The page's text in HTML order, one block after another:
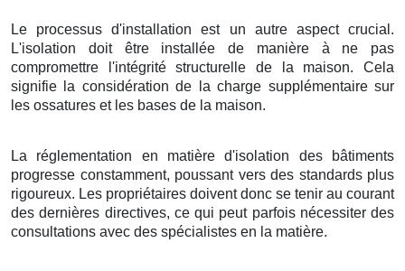
Le processus d'installation est un autre aspect crucial.
L'isolation doit être installée de manière à ne pas
compromettre l'intégrité structurelle de la maison. Cela
signifie la considération de la charge supplémentaire sur
les ossatures et les bases de la maison.
La réglementation en matière d'isolation des bâtiments
progresse constamment, poussant vers des standards plus
rigoureux. Les propriétaires doivent donc se tenir au courant
des dernières directives, ce qui peut parfois nécessiter des
consultations avec des spécialistes en la matière.